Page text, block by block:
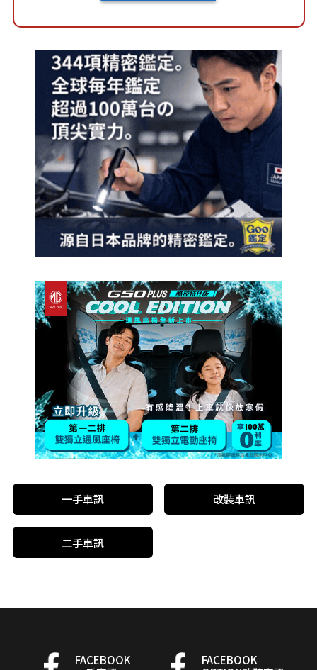
一手車訊 改裝車訊
二手車訊
FACEBOOK
FACEBOOK